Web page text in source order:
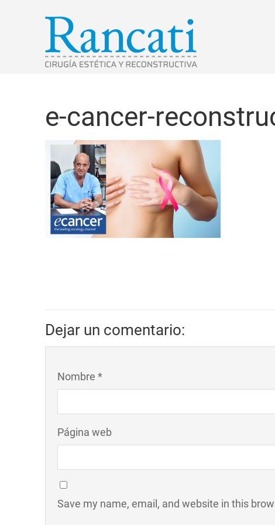
e-cancer-
Dejar un comentario:
Nombre *
Página web
Save my name, email, and website in this